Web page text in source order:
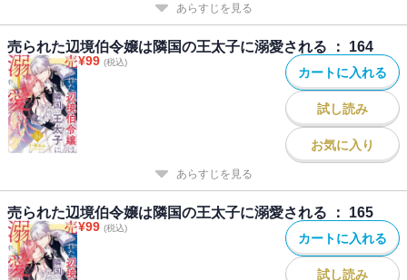
あらすじを見る
売られた辺境伯令嬢は隣国の王太子に溺愛される ： 164
¥99 (税込)
カートに入れる
試し読み
お気に入り
あらすじを見る
売られた辺境伯令嬢は隣国の王太子に溺愛される ： 165
¥99 (税込)
カートに入れる
試し読み